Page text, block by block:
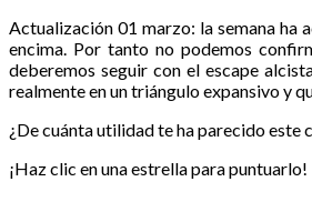
Actualización 01 marzo: la semana ha
encima. Por tanto no podemos
deberemos seguir con el escape
realmente en un triángulo expansivo y
¿De cuánta utilidad te ha parecido este
¡Haz clic en una estrella para puntuarlo!